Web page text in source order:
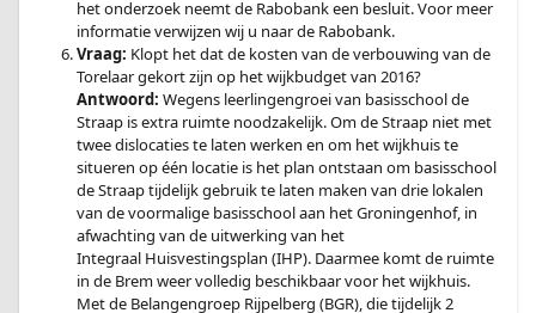
het onderzoek neemt de Rabobank een besluit. Voor meer
informatie verwijzen wij u naar de Rabobank.
Vraag: Klopt het dat de kosten van de verbouwing van de
Torelaar gekort zijn op het wijkbudget van 2016?
Antwoord: Wegens leerlingengroei van basisschool de
Straap is extra ruimte noodzakelijk. Om de Straap niet met
twee dislocaties te laten werken en om het wijkhuis te
situeren op één locatie is het plan ontstaan om basisschool
de Straap tijdelijk gebruik te laten maken van drie lokalen
van de voormalige basisschool aan het Groningenhof, in
afwachting van de uitwerking van het
Integraal Huisvestingsplan (IHP). Daarmee komt de ruimte
in de Brem weer volledig beschikbaar voor het wijkhuis.
Met de Belangengroep Rijpelberg (BGR), die tijdelijk 2